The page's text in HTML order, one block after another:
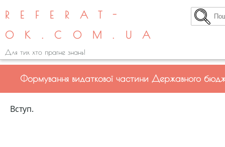
REFERAT-
OK.COM.UA
Для тих хто прагне знань!
Формування видаткової частини Державного
Вступ.